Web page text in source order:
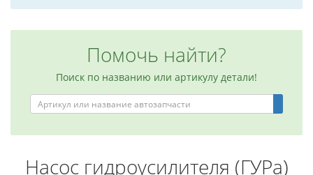
Помочь найти?
Поиск по названию или артикулу детали!
Насос гидроусилителя (ГУРа)